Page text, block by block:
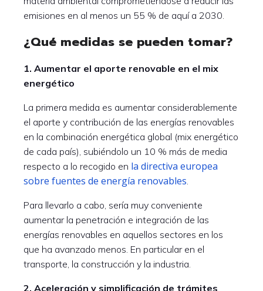
emisiones en al menos un 55 % de aquí a 2030.
¿Qué medidas se pueden tomar?
1. Aumentar el aporte renovable en el mix
energético
La primera medida es aumentar considerablemente
el aporte y contribución de las energías renovables
en la combinación energética global (mix energético
de cada país), subiéndolo un 10 % más de media
respecto a lo recogido en la directiva europea
sobre fuentes de energía renovables.
Para llevarlo a cabo, sería muy conveniente
aumentar la penetración e integración de las
energías renovables en aquellos sectores en los
que ha avanzado menos. En particular en el
transporte, la construcción y la industria.
2. Aceleración y simplificación de trámites